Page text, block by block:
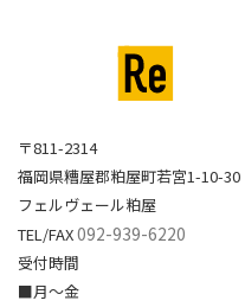
〒811-2314
福岡県糟屋郡粕屋町若宮1-10-30
フェルヴェール粕屋
TEL/FAX092-939-6220
受付時間
■月～金